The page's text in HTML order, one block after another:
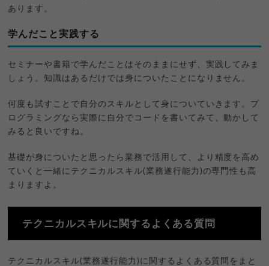
あります。
学んだこと実践する
セミナーや書籍で学んだことはそのままにせず、実践してみま
しょう。知識はあるだけでは身についたことになりません。
何度も試すことで自分のスキルとして身についていきます。プ
ログラミングなら実際に自分でコードを書いてみて、動かして
みると良いですね。
基礎が身についたと思ったら業務で活用して、より精度を高め
ていくと一緒にテクニカルスキル(業務遂行能力)の専門性も高
まりますよ。
テクニカルスキルに関するよくある質問
テクニカルスキル(業務遂行能力)に関するよくある質問をまと